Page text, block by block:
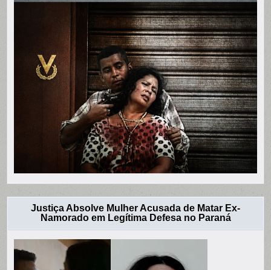
Justiça Absolve Mulher Acusada de Matar Ex-
Namorado em Legítima Defesa no Paraná